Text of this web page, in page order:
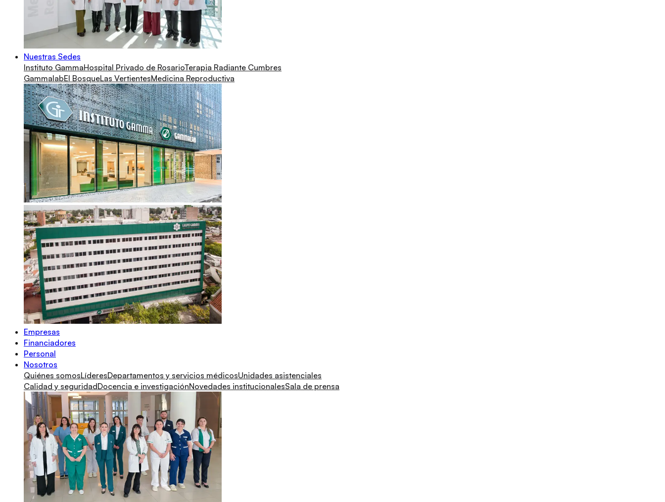
Nuestras Sedes
Instituto GammaHospital Privado de RosarioTerapia Radiante Cumbres
GammalabEl BosqueLas VertientesMedicina Reproductiva
Empresas
Financiadores
Personal
Nosotros
Quiénes somosLíderesDepartamentos y servicios médicosUnidades asistenciales
Calidad y seguridadDocencia e investigaciónNovedades institucionalesSala de prensa